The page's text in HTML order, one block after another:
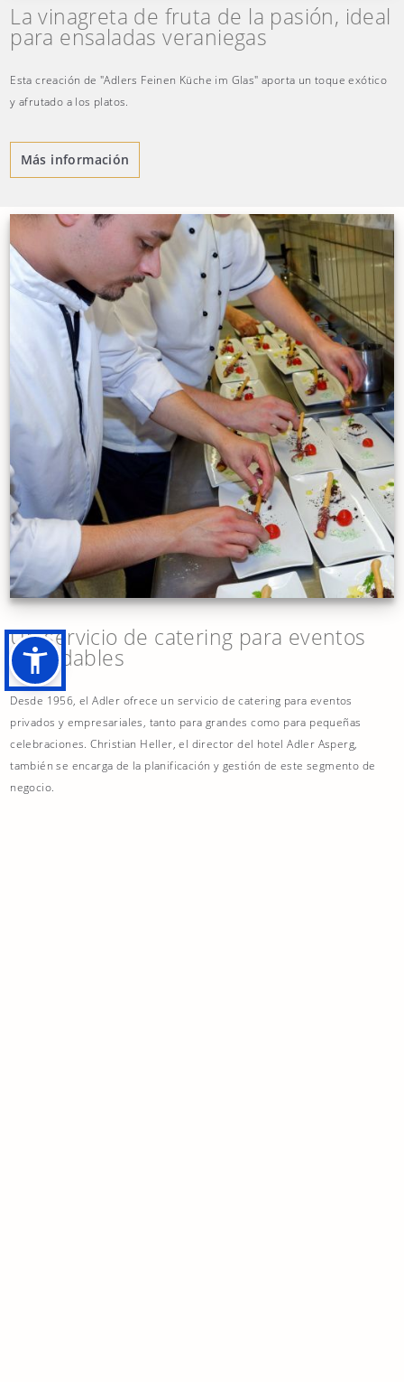
La vinagreta de fruta de la pasión, ideal
para ensaladas veraniegas
Esta creación de "Adlers Feinen Küche im Glas" aporta un toque exótico
y afrutado a los platos.
Más información
Un servicio de catering para eventos
inolvidables
Desde 1956, el Adler ofrece un servicio de catering para eventos
privados y empresariales, tanto para grandes como para pequeñas
celebraciones. Christian Heller, el director del hotel Adler Asperg,
también se encarga de la planificación y gestión de este segmento de
negocio.